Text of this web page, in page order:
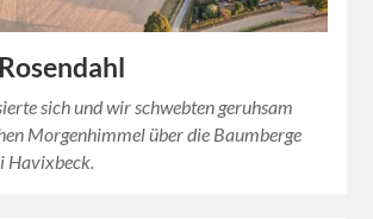
sich und wir schwebten geruhsam
Morgenhimmel über die Baumberge
Havixbeck.